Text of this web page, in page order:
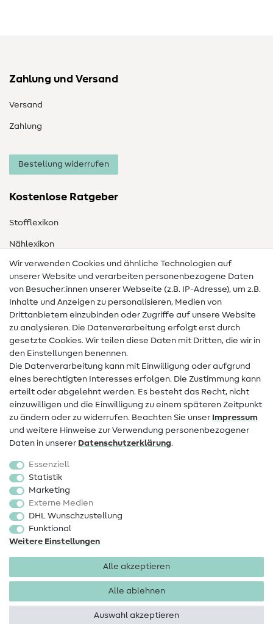
Zahlung und Versand
Versand
Zahlung
Bestellung widerrufen
Kostenlose Ratgeber
Stofflexikon
Nählexikon
Nähanleitungen
Hilfe & Kontakt
Kontakt
Infos zum Betreiberwechsel
Widerrufsrecht
Beliebt
Stoffe
Sale
Schnittmuster
Wir verwenden Cookies und ähnliche Technologien auf
unserer Website und verarbeiten personenbezogene Daten
von Besucher:innen unserer Webseite (z.B. IP-Adresse), um z.B.
Inhalte und Anzeigen zu personalisieren, Medien von
Drittanbietern einzubinden oder Zugriffe auf unsere Website
zu analysieren. Die Datenverarbeitung erfolgt erst durch
gesetzte Cookies. Wir teilen diese Daten mit Dritten, die wir in
den Einstellungen benennen.
Die Datenverarbeitung kann mit Einwilligung oder aufgrund
eines berechtigten Interesses erfolgen. Die Zustimmung kann
erteilt oder abgelehnt werden. Es besteht das Recht, nicht
einzuwilligen und die Einwilligung zu einem späteren Zeitpunkt
zu ändern oder zu widerrufen. Beachten Sie unser Impressum
und weitere Hinweise zur Verwendung personenbezogener
Daten in unserer Daten­schutz­erklärung.
Essenziell
Statistik
Marketing
Externe Medien
DHL Wunschzustellung
Funktional
Weitere Einstellungen
Alle akzeptieren
Alle ablehnen
Auswahl akzeptieren
Impressum Datenschutz
AGB
Copyright 2026 SewIY GmbH